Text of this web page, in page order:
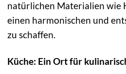
natürlichen Materialien wie
einen harmonischen und
zu schaffen.
Küche: Ein Ort für